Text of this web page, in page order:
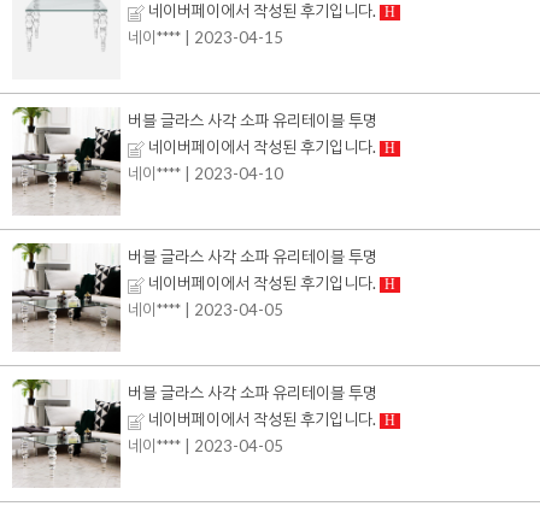
네이버페이에서 작성된 후기입니다.
H
네이**** | 2023-04-15
버블 글라스 사각 소파 유리테이블 투명
네이버페이에서 작성된 후기입니다.
H
네이**** | 2023-04-10
버블 글라스 사각 소파 유리테이블 투명
네이버페이에서 작성된 후기입니다.
H
네이**** | 2023-04-05
버블 글라스 사각 소파 유리테이블 투명
네이버페이에서 작성된 후기입니다.
H
네이**** | 2023-04-05